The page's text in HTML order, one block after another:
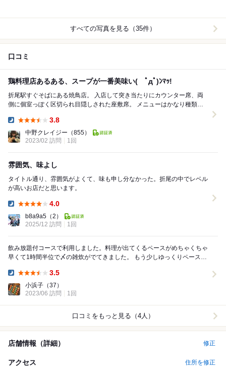
すべての写真を見る（35件）
口コミ
鶏料理店あるある、スープが一番美味い( ﾟдﾟ)ﾝﾏｯ!
折尾駅すぐそばにある焼鳥店。 入店して突き当たりにカウンター席、両
側に個室っぽく区切られ目隠しされた座敷席。 メニューはかなり種類が
3.8
中野クレイジー （855）
2023/02 訪問
1回
雰囲気、味よし
タイトル通り、雰囲気がよくて、味も申し分なかった。折尾の中でレベル
が高いお店だと思います。
4.0
b8a9a5 （2）
2025/12 訪問
1回
飲み放題付コースで利用しました。料理が出てくるペースがめちゃくちゃ
早くて1時間半位で〆の雑炊がでてきました。 もう少しゆっくりペースだ
3.5
小浜子 （37）
2023/06 訪問
1回
口コミをもっと見る（4人）
店舗情報（詳細） 修正
アクセス 住所を修正